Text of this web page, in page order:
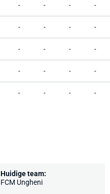
- - - -
- - - -
- - - -
- - - -
- - - -
Huidige team:
FCM Ungheni